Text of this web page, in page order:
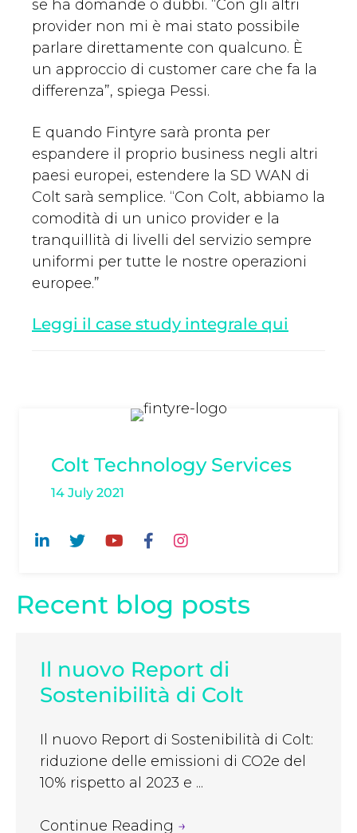
se ha domande o dubbi. “Con gli altri
provider non mi è mai stato possibile
parlare direttamente con qualcuno. È
un approccio di customer care che fa la
differenza”, spiega Pessi.
E quando Fintyre sarà pronta per
espandere il proprio business negli altri
paesi europei, estendere la SD WAN di
Colt sarà semplice. “Con Colt, abbiamo la
comodità di un unico provider e la
tranquillità di livelli del servizio sempre
uniformi per tutte le nostre operazioni
europee.”
Leggi il case study integrale qui
Colt Technology Services
14 July 2021
Recent blog posts
Il nuovo Report di
Sostenibilità di Colt
Il nuovo Report di Sostenibilità di Colt:
riduzione delle emissioni di CO2e del
10% rispetto al 2023 e ...
Continue Reading →